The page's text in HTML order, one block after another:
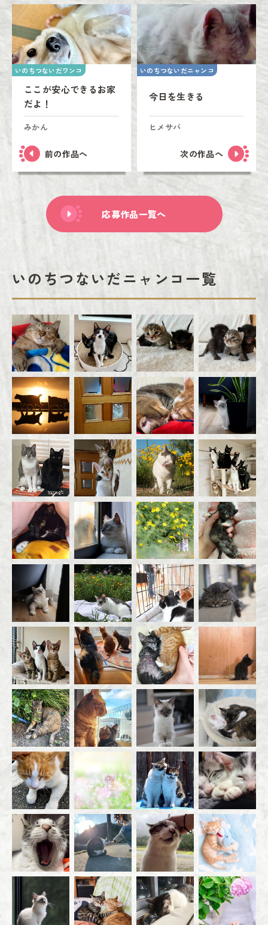
いのちつないだワンコ
ここが安心できるお家
だよ！
みかん
前の作品へ
いのちつないだニャンコ
今日を生きる
ヒメサバ
次の作品へ
応募作品一覧へ
いのちつないだニャンコ一覧